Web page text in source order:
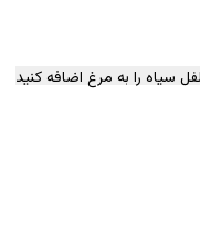
سیاه را به مرغ اضافه کنید